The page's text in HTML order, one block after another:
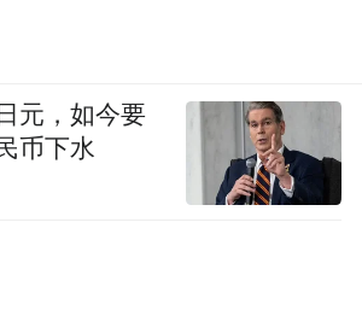
元，如今要
币下水